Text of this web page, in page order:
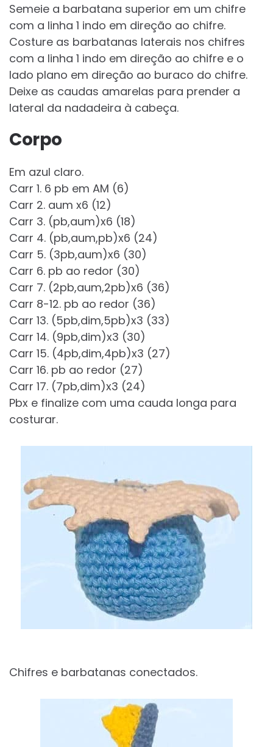
Semeie a barbatana superior em um chifre
com a linha 1 indo em direção ao chifre.
Costure as barbatanas laterais nos chifres
com a linha 1 indo em direção ao chifre e o
lado plano em direção ao buraco do chifre.
Deixe as caudas amarelas para prender a
lateral da nadadeira à cabeça.
Corpo
Em azul claro.
Carr 1. 6 pb em AM (6)
Carr 2. aum x6 (12)
Carr 3. (pb,aum)x6 (18)
Carr 4. (pb,aum,pb)x6 (24)
Carr 5. (3pb,aum)x6 (30)
Carr 6. pb ao redor (30)
Carr 7. (2pb,aum,2pb)x6 (36)
Carr 8-12. pb ao redor (36)
Carr 13. (5pb,dim,5pb)x3 (33)
Carr 14. (9pb,dim)x3 (30)
Carr 15. (4pb,dim,4pb)x3 (27)
Carr 16. pb ao redor (27)
Carr 17. (7pb,dim)x3 (24)
Pbx e finalize com uma cauda longa para
costurar.
Chifres e barbatanas conectados.